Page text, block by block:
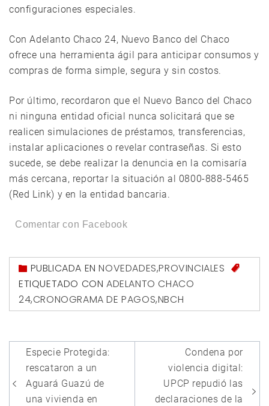
configuraciones especiales.
Con Adelanto Chaco 24, Nuevo Banco del Chaco
ofrece una herramienta ágil para anticipar consumos y
compras de forma simple, segura y sin costos.
Por último, recordaron que el Nuevo Banco del Chaco
ni ninguna entidad oficial nunca solicitará que se
realicen simulaciones de préstamos, transferencias,
instalar aplicaciones o revelar contraseñas. Si esto
sucede, se debe realizar la denuncia en la comisaría
más cercana, reportar la situación al 0800-888-5465
(Red Link) y en la entidad bancaria.
Comentar con Facebook
PUBLICADA ENNOVEDADES,PROVINCIALES
ETIQUETADO CON ADELANTO CHACO
24,CRONOGRAMA DE PAGOS,NBCH
Navegación
de
entradas
Especie Protegida:
rescataron a un
Aguará Guazú de
una vivienda en
Condena por
violencia digital:
UPCP repudió las
declaraciones de la